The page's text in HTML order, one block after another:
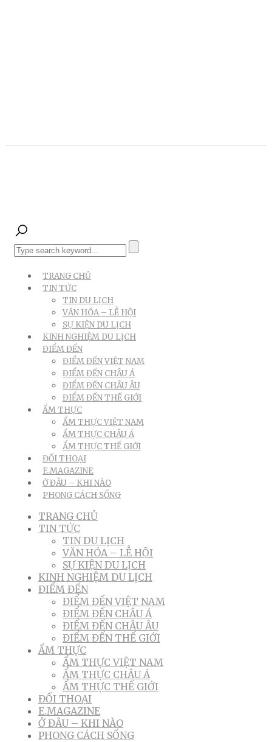
TRANG CHỦ
TIN TỨC
TIN DU LỊCH
VĂN HÓA – LỄ HỘI
SỰ KIỆN DU LỊCH
KINH NGHIỆM DU LỊCH
ĐIỂM ĐẾN
ĐIỂM ĐẾN VIỆT NAM
ĐIỂM ĐẾN CHÂU Á
ĐIỂM ĐẾN CHÂU ÂU
ĐIỂM ĐẾN THẾ GIỚI
ẨM THỰC
ẨM THỰC VIỆT NAM
ẨM THỰC CHÂU Á
ẨM THỰC THẾ GIỚI
ĐỐI THOẠI
E.MAGAZINE
Ở ĐÂU – KHI NÀO
PHONG CÁCH SỐNG
TRANG CHỦ
TIN TỨC
TIN DU LỊCH
VĂN HÓA – LỄ HỘI
SỰ KIỆN DU LỊCH
KINH NGHIỆM DU LỊCH
ĐIỂM ĐẾN
ĐIỂM ĐẾN VIỆT NAM
ĐIỂM ĐẾN CHÂU Á
ĐIỂM ĐẾN CHÂU ÂU
ĐIỂM ĐẾN THẾ GIỚI
ẨM THỰC
ẨM THỰC VIỆT NAM
ẨM THỰC CHÂU Á
ẨM THỰC THẾ GIỚI
ĐỐI THOẠI
E.MAGAZINE
Ở ĐÂU – KHI NÀO
PHONG CÁCH SỐNG